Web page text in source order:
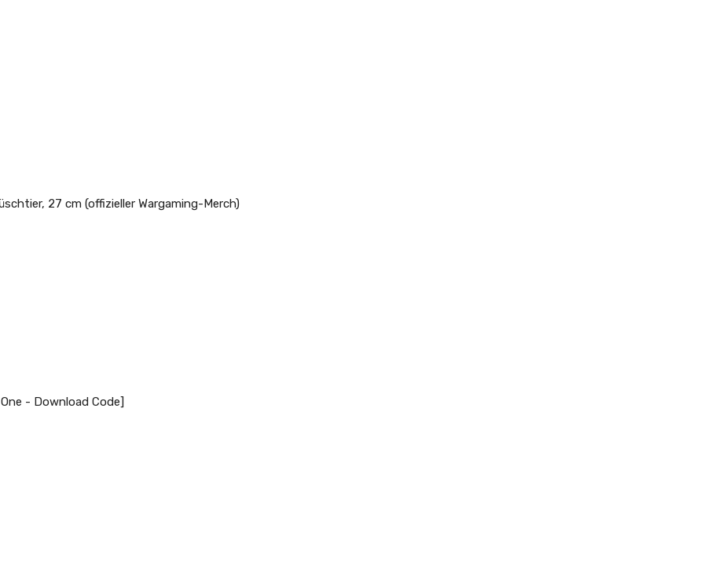
27 cm (offizieller Wargaming-Merch)
- Download Code]